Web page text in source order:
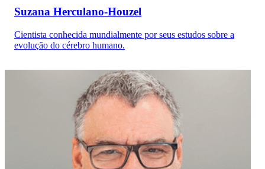
Suzana Herculano-Houzel
Cientista conhecida mundialmente por seus estudos sobre a
evolução do cérebro humano.